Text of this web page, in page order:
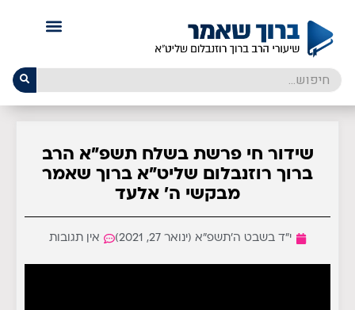
שידור חי פרשת בשלח תשפ"א הרב
ברוך רוזנבלום שליט"א ברוך שאמר
מבקשי ה' אלעד
י״ד בשבט ה׳תשפ״א (ינואר 27, 2021) אין תגובות